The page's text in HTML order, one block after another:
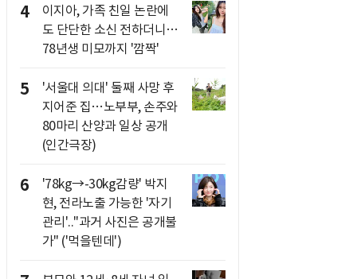
4
이지아, 가족 친일 논란에
도 단단한 소신 전하더니…
78년생 미모까지 '깜짝'
5
'서울대 의대' 둘째 사망 후
지어준 집…노부부, 손주와
80마리 산양과 일상 공개
(인간극장)
6
'78kg→-30kg감량' 박지
현, 전라노출 가능한 '자기
관리'.."과거 사진은 공개불
가" ('먹을텐데')